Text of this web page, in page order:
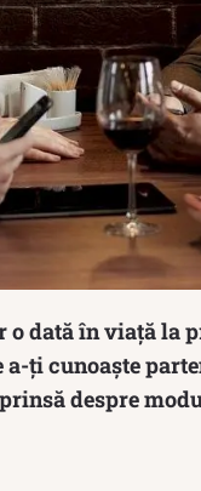
dată în viață la
ți cunoaște
despre